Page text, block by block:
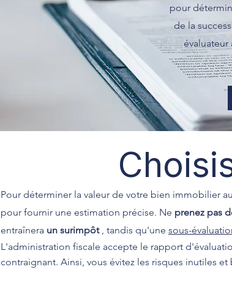
pour
de la
Pour déterminer la valeur de votre bien immobilier
pour fournir une estimation précise. Ne prenez pas
entraînera un surimpôt, tandis qu'une sous-
L'administration fiscale accepte le rapport
contraignant. Ainsi, vous évitez les risques inutiles